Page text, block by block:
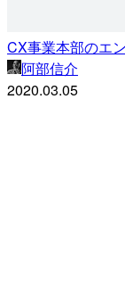
CX事業本部のエ
阿部信介
2020.03.05